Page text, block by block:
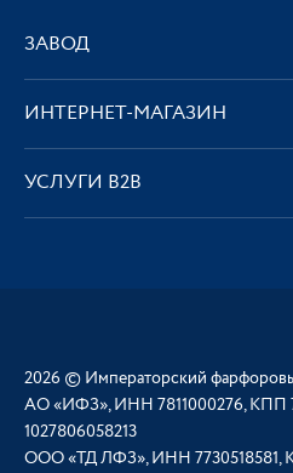
ЗАВОД
ИНТЕРНЕТ-МАГАЗИН
УСЛУГИ В2В
2026 © Императорский
АО «ИФЗ», ИНН 7811000276, КПП
1027806058213
ООО «ТД ЛФЗ», ИНН 7730518581,